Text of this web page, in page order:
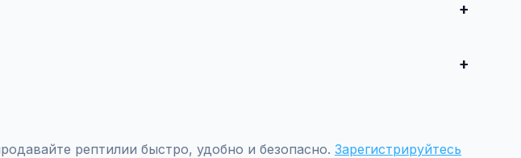
рептилии быстро, удобно и безопасно. Зарегистрируйтесь